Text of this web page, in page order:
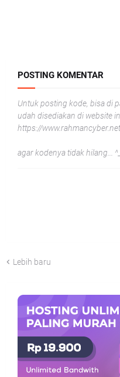
POSTING KOMENTAR
Untuk posting kode, bisa di
udah disediakan di website
https://
agar kodenya tidak hilang...
Lebih baru